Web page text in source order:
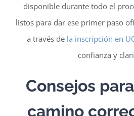
disponible durante todo el
listos para dar ese primer paso
a través de la inscripción en
confianza y
Consejos
camino